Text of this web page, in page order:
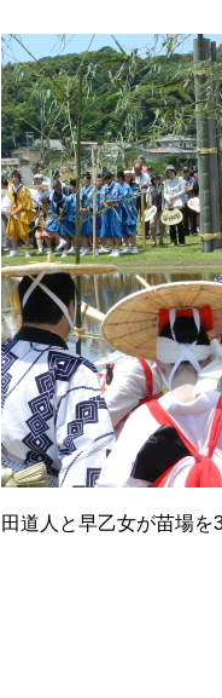
田道人と早乙女が苗場を